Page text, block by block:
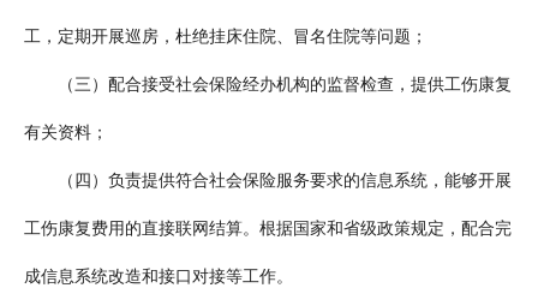
工，定期开展巡房，杜绝挂床住院、冒名住院等问题；
（三）配合接受社会保险经办机构的监督检查，提供工伤康复
有关资料；
（四）负责提供符合社会保险服务要求的信息系统，能够开展
工伤康复费用的直接联网结算。根据国家和省级政策规定，配合完
成信息系统改造和接口对接等工作。